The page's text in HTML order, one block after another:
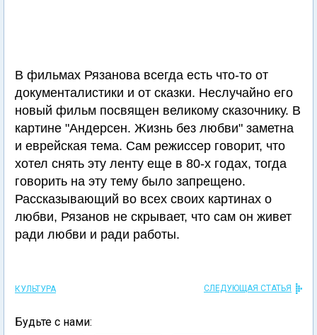
В фильмах Рязанова всегда есть что-то от
документалистики и от сказки. Неслучайно его
новый фильм посвящен великому сказочнику. В
картине "Андерсен. Жизнь без любви" заметна
и еврейская тема. Сам режиссер говорит, что
хотел снять эту ленту еще в 80-х годах, тогда
говорить на эту тему было запрещено.
Рассказывающий во всех своих картинах о
любви, Рязанов не скрывает, что сам он живет
ради любви и ради работы.
КУЛЬТУРА СЛЕДУЮЩАЯ СТАТЬЯ
Будьте с нами: